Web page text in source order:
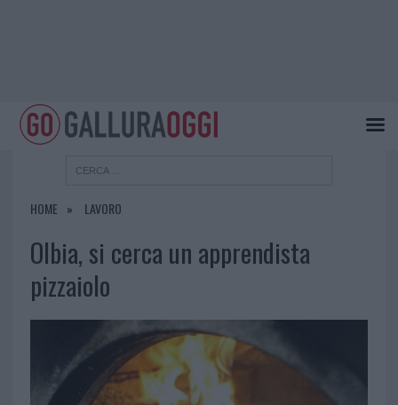
HOME LAVORO
Olbia, si cerca un apprendista
pizzaiolo